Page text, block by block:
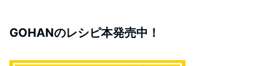
GOHANのレシピ本発売中！